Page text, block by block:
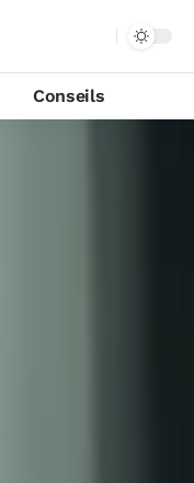
Conseils